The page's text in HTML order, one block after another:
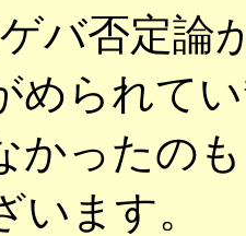
バ否定論
められて
かったの
います。